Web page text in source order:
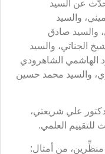
عن السيد
والسيد
والسيد صادق
الجناتي، والسيد
الهاشمي الشاهرودي
والسيد محمد حسين
علي شريعتي،
العلمي.
من أمثال: